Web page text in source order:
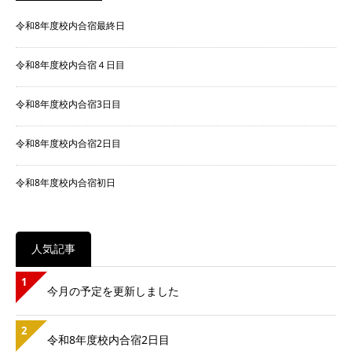
令和8年度校内合宿最終日
令和8年度校内合宿４日目
令和8年度校内合宿3日目
令和8年度校内合宿2日目
令和8年度校内合宿初日
人気記事
1
今月の予定を更新しました
2
令和8年度校内合宿2日目